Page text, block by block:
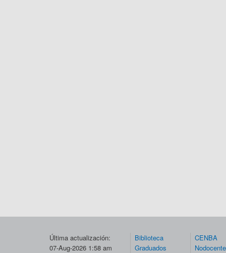
Última actualización:
07-Aug-2026 1:58 am
Biblioteca
Graduados
CENBA